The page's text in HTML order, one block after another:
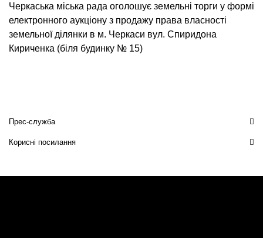
Черкаська міська рада оголошує земельні торги у формі
електронного аукціону з продажу права власності
земельної ділянки в м. Черкаси вул. Спиридона
Кириченка (біля будинку № 15)
Прес-служба
Корисні посилання